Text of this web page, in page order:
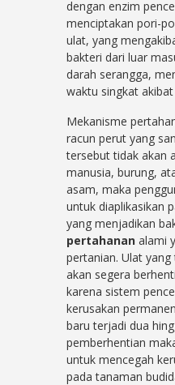
dengan enzim
menciptakan pori-
ulat, yang
bakteri dari luar
darah serangga,
waktu singkat
Mekanisme
racun perut yang
tersebut tidak akan
manusia, burung,
asam, maka
untuk diaplikasikan
yang menjadikan
pertahanan alami
pertanian. Ulat
akan segera
karena sistem
kerusakan
baru terjadi dua
pemberhentian
untuk mencegah
pada tanaman